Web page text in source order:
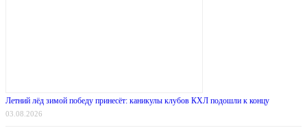
Летний лёд зимой победу принесёт: каникулы клубов КХЛ подошли к концу
03.08.2026